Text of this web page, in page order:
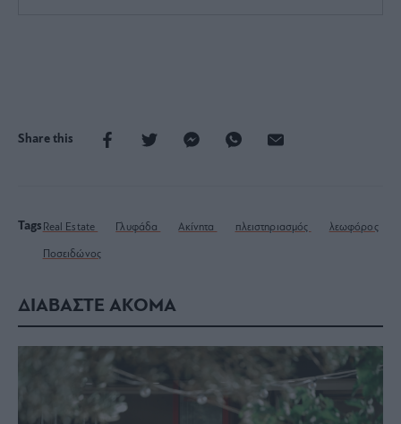
Share this
Tags Real Estate Γλυφάδα Ακίνητα πλειστηριασμός λεωφόρος
Ποσειδώνος
ΔΙΑΒΑΣΤΕ ΑΚΟΜΑ